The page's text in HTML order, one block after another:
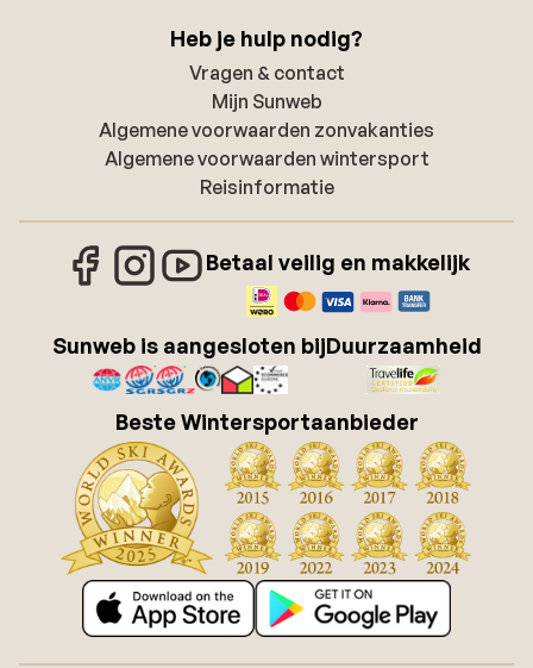
Heb je hulp nodig?
Vragen & contact
Mijn Sunweb
Algemene voorwaarden zonvakanties
Algemene voorwaarden wintersport
Reisinformatie
Betaal veilig en makkelijk
Sunweb is aangesloten bijDuurzaamheid
Beste Wintersportaanbieder